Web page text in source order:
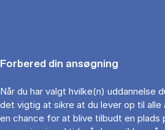
Forbered din ansøgning
Når du har valgt hvilke(n) uddannelse
det vigtig at sikre at du lever op til
en chance for at blive tilbudt en plads